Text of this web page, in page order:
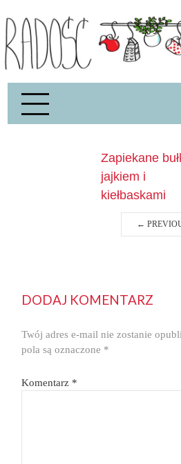
Radość Jedzenia – blog
Zapiekane
jajkiem i
kiełbaskami
←
DODAJ KOMENTARZ
Twój adres e-mail nie zostanie
pola są oznaczone *
Komentarz *